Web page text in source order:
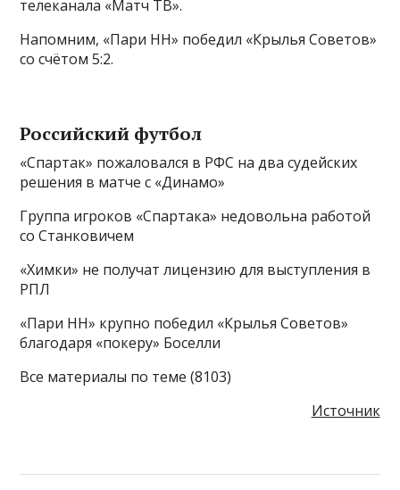
телеканала «Матч ТВ».
Напомним, «Пари НН» победил «Крылья Советов»
со счётом 5:2.
Российский футбол
«Спартак» пожаловался в РФС на два судейских
решения в матче с «Динамо»
Группа игроков «Спартака» недовольна работой
со Станковичем
«Химки» не получат лицензию для выступления в
РПЛ
«Пари НН» крупно победил «Крылья Советов»
благодаря «покеру» Боселли
Все материалы по теме (8103)
Источник